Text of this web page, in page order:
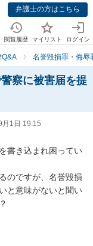
弁護士の方はこちら
閲覧履歴 マイリスト ログイン
名誉毀損罪・侮辱
察に被害届を提
月1日 19:15
書き込まれ困ってい
のですが、名誉毀損
と意味がないと聞い